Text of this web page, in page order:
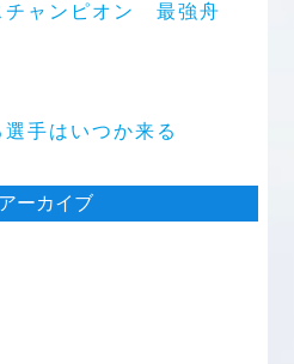
チャンピオン 最強舟
手はいつか来る
ーカイブ